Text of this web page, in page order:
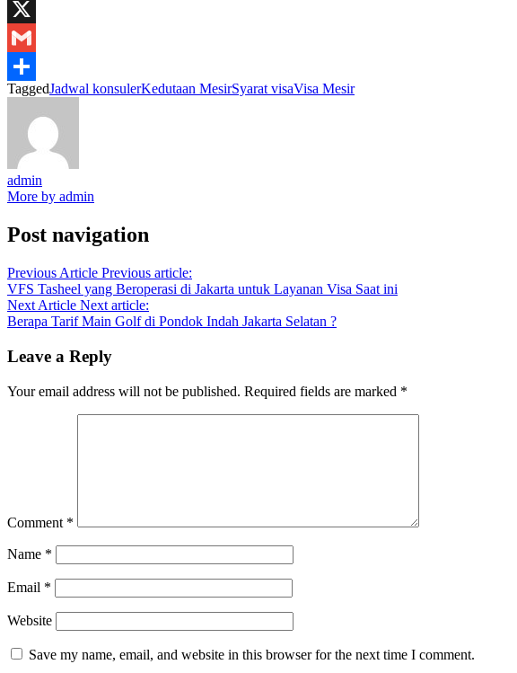
Facebook
X
Gmail
Share
TaggedJadwal konsulerKedutaan MesirSyarat visaVisa Mesir
admin
More by admin
Post navigation
Previous Article Previous article:
VFS Tasheel yang Beroperasi di Jakarta untuk Layanan Visa Saat ini
Next Article Next article:
Berapa Tarif Main Golf di Pondok Indah Jakarta Selatan ?
Leave a Reply
Your email address will not be published. Required fields are marked *
Comment *
Name *
Email *
Website
Save my name, email, and website in this browser for the next time I comment.